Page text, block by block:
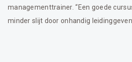
managementtrainer. “Een goede
minder slijt door onhandig